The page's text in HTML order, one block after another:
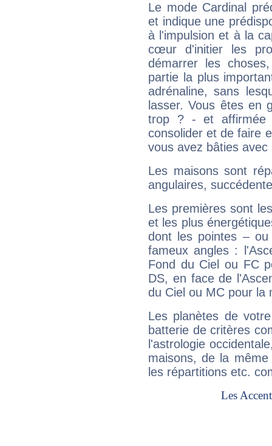
Le mode Cardinal
et indique une
à l'impulsion et à la
cœur d'initier les
démarrer les
partie la plus
adrénaline, sans
lasser. Vous êtes en
trop ? - et affirmée
consolider et de faire
vous avez bâties avec
Les maisons sont
angulaires,
Les premières sont
et les plus
dont les pointes –
fameux angles :
Fond du Ciel ou FC
DS, en face de
du Ciel ou MC pour la
Les planètes de
batterie de critères
l'astrologie
maisons, de la
les répartitions etc.